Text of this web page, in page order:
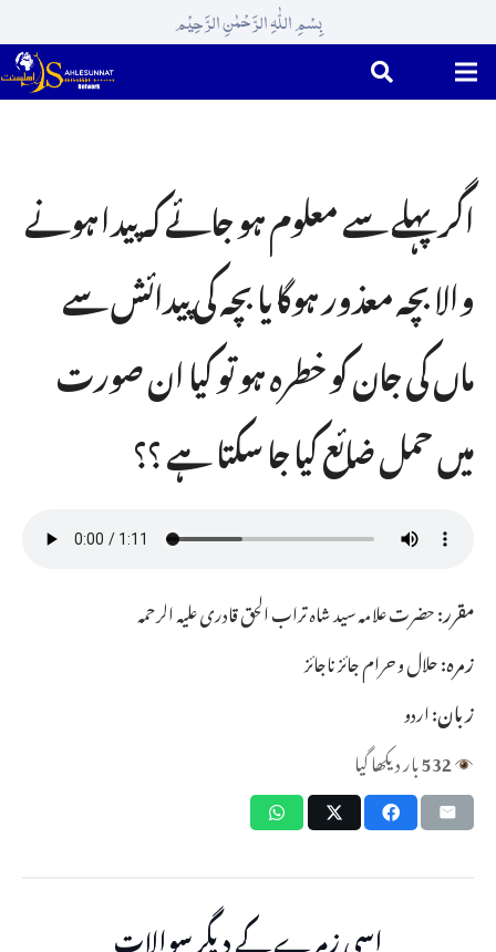
بِسْمِ اللّٰہِ الرَّحْمٰنِ الرَّحِیْم
اگر پہلے سے معلوم ہو جائے کہ پیدا ہونے
والا بچہ معذور ہوگا یا بچہ کی پیدائش سے
ماں کی جان کو خطرہ ہو تو کیا ان صورت
میں حمل ضائع کیا جا سکتا ہے ؟؟
مقرر:حضرت علامہ سید شاہ تراب الحق قادری علیہ الرحمہ
زمرہ:حلال و حرام جائز ناجائز
زبان:اردو
532بار دیکھا گیا
اسی زمرے کے دیگر سوالات